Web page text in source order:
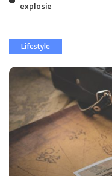
explosie
Lifestyle